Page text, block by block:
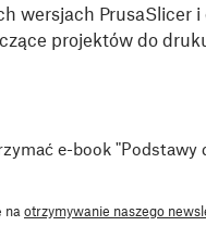
wersjach PrusaSlicer i
projektów do
e-book "Podstawy
na otrzymywanie naszego